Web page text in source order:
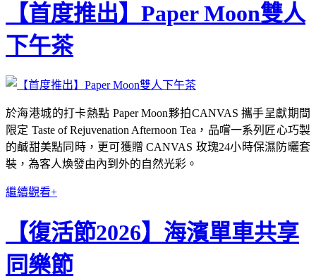
【首度推出】Paper Moon雙人
下午茶
於海港城的打卡熱點 Paper Moon夥拍CANVAS 攜手呈獻期間
限定 Taste of Rejuvenation Afternoon Tea，品嚐一系列匠心巧製
的鹹甜美點同時，更可獲贈 CANVAS 玫瑰24小時保濕防曬套
裝，為客人煥發由內到外的自然光彩。
繼續觀看+
【復活節2026】海濱單車共享
同樂節